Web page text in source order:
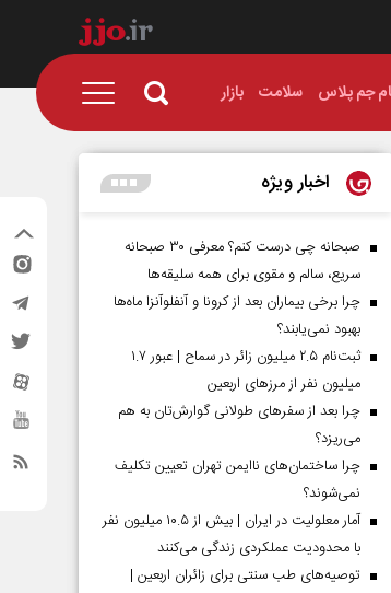
جم پلاس سلامت بازار
اخبار ویژه
صبحانه چی درست کنم؟ معرفی ۳۰ صبحانه
سریع، سالم و مقوی برای همه سلیقه‌ها
چرا برخی بیماران بعد از کرونا و آنفلوآنزا ماه‌ها
بهبود نمی‌یابند؟
ثبت‌نام ۲.۵ میلیون زائر در سماح | عبور ۱.۷
میلیون نفر از مرز‌های اربعین
چرا بعد از سفرهای طولانی گوارش‌تان به هم
می‌ریزد؟
چرا ساختمان‌های ناایمن تهران تعیین تکلیف
نمی‌شوند؟
آمار معلولیت در ایران | بیش از ۱۰.۵ میلیون نفر
با محدودیت عملکردی زندگی می‌کنند
توصیه‌های طب سنتی برای زائران اربعین |